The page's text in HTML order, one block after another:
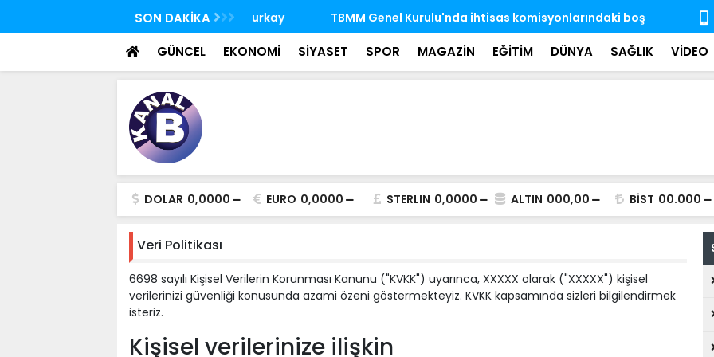
SON DAKİKA
FETÖ'nün suikast timindeki Burkay
TBMM Genel Kurulu'nda ihtisas komisyonlarındaki boş üyeliklere
seçim yapıldı
MSB:
almaya
GÜNCEL EKONOMİ SİYASET SPOR MAGAZİN EĞİTİM DÜNYA SAĞLIK VİDEO
DOLAR 0,0000 EURO 0,0000 STERLIN 0,0000 ALTIN 000,00 BİST 00.000
Veri Politikası
6698 sayılı Kişisel Verilerin Korunması Kanunu ("KVKK") uyarınca, XXXXX olarak ("XXXXX") kişisel
verilerinizi güvenliği konusunda azami özeni göstermekteyiz. KVKK kapsamında sizleri bilgilendirmek
isteriz.
Kişisel verilerinize ilişkin